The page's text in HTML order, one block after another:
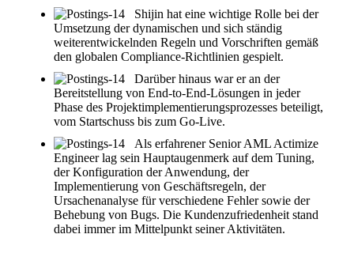
Shijin hat eine wichtige Rolle bei der
Umsetzung der dynamischen und sich ständig
weiterentwickelnden Regeln und Vorschriften gemäß
den globalen Compliance-Richtlinien gespielt.
Darüber hinaus war er an der
Bereitstellung von End-to-End-Lösungen in jeder
Phase des Projektimplementierungsprozesses beteiligt,
vom Startschuss bis zum Go-Live.
Als erfahrener Senior AML Actimize
Engineer lag sein Hauptaugenmerk auf dem Tuning,
der Konfiguration der Anwendung, der
Implementierung von Geschäftsregeln, der
Ursachenanalyse für verschiedene Fehler sowie der
Behebung von Bugs. Die Kundenzufriedenheit stand
dabei immer im Mittelpunkt seiner Aktivitäten.